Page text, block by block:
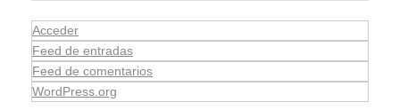
Acceder
Feed de entradas
Feed de comentarios
WordPress.org